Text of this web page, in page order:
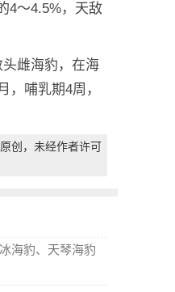
4～4.5%，天敌
雌海豹，在海
哺乳期4周，
创，未经作者许可
海豹、天琴海豹